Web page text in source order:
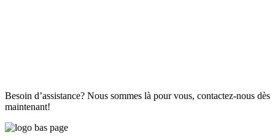
Besoin d’assistance? Nous sommes là pour vous, contactez-nous dès
maintenant!